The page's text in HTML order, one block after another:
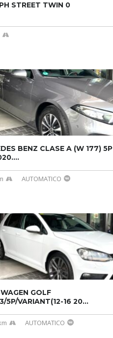
STREET TWIN 0
BENZ CLASE A (W 177) 5P
AUTOMATICO
GOLF
5P/VARIANT(12-16 20...
AUTOMATICO